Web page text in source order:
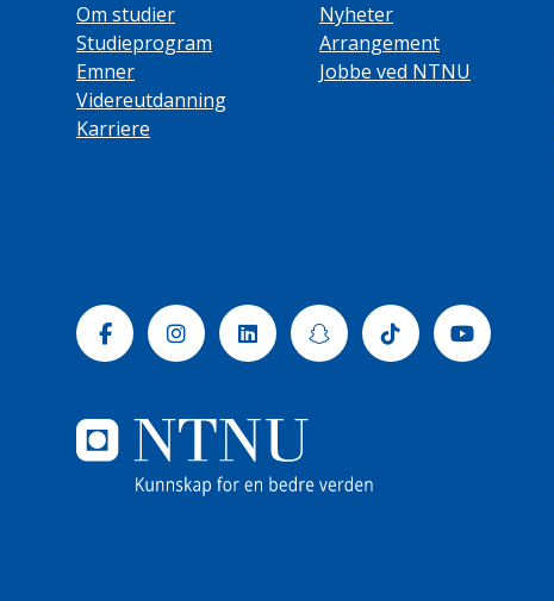
Om studier
Studieprogram
Emner
Videreutdanning
Karriere
Nyheter
Arrangement
Jobbe ved NTNU
FacebookInstagramLinkedinSnapchatTiktok Youtube